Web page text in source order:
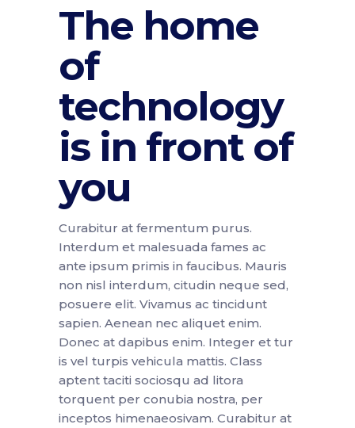
The home
of
technology
is in front of
you
Curabitur at fermentum purus.
Interdum et malesuada fames ac
ante ipsum primis in faucibus. Mauris
non nisl interdum, citudin neque sed,
posuere elit. Vivamus ac tincidunt
sapien. Aenean nec aliquet enim.
Donec at dapibus enim. Integer et tur
is vel turpis vehicula mattis. Class
aptent taciti sociosqu ad litora
torquent per conubia nostra, per
inceptos himenaeosivam. Curabitur at